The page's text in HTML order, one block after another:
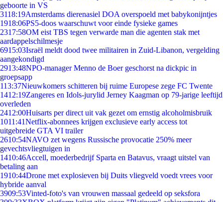
geboorte in VS
3118:19Amsterdams dierenasiel DOA overspoeld met babykonijntjes
1918:06PS5-doos waarschuwt voor einde fysieke games
2317:58OM eist TBS tegen verwarde man die agenten stak met
aardappelschilmesje
6915:03Israël meldt dood twee militairen in Zuid-Libanon, vergelding
aangekondigd
2913:48NPO-manager Menno de Boer geschorst na dickpic in
groepsapp
113:37Nieuwkomers schitteren bij ruime Europese zege FC Twente
1412:19Zangeres en Idols-jurylid Jerney Kaagman op 79-jarige leeftijd
overleden
2412:00Huisarts per direct uit vak gezet om ernstig alcoholmisbruik
1011:41Netflix-abonnees krijgen exclusieve early access tot
uitgebreide GTA VI trailer
2610:54NAVO zet wegens Russische provocatie 250% meer
gevechtsvliegtuigen in
1410:46Accell, moederbedrijf Sparta en Batavus, vraagt uitstel van
betaling aan
1910:44Drone met explosieven bij Duits vliegveld voedt vrees voor
hybride aanval
3909:53Vinted-foto's van vrouwen massaal gedeeld op seksfora